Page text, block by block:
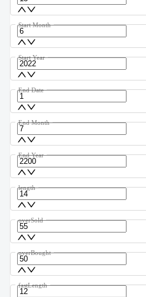
Start Month
Start Year
End Date
End Month
End Year
length
overSold
overBought
fastLength